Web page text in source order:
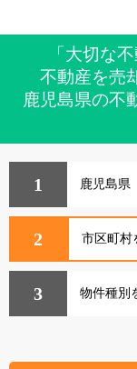
「大切な
不動産を売
鹿児島県の不
1
2
3